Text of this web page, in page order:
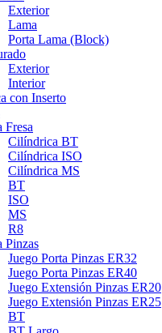
Exterior
Lama
Porta Lama (Block)
Exterior
Interior
con Inserto
Fresa
Cilíndrica BT
Cilíndrica ISO
Cilíndrica MS
BT
ISO
MS
R8
Pinzas
Juego Porta Pinzas ER32
Juego Porta Pinzas ER40
Juego Extensión Pinzas ER20
Juego Extensión Pinzas ER25
BT